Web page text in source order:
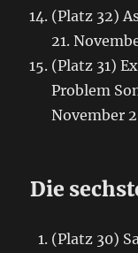
(Platz 32)
21.
(Platz 31)
Problem
November
Die
(Platz 30)